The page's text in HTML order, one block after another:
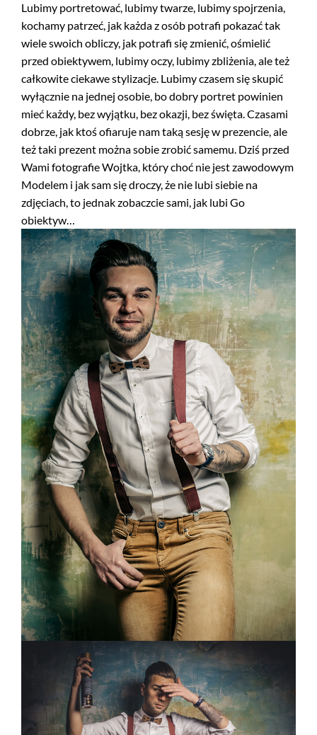
Lubimy portretować, lubimy twarze, lubimy spojrzenia,
kochamy patrzeć, jak każda z osób potrafi pokazać tak
wiele swoich obliczy, jak potrafi się zmienić, ośmielić
przed obiektywem, lubimy oczy, lubimy zbliżenia, ale też
całkowite ciekawe stylizacje. Lubimy czasem się skupić
wyłącznie na jednej osobie, bo dobry portret powinien
mieć każdy, bez wyjątku, bez okazji, bez święta. Czasami
dobrze, jak ktoś ofiaruje nam taką sesję w prezencie, ale
też taki prezent można sobie zrobić samemu. Dziś przed
Wami fotografie Wojtka, który choć nie jest zawodowym
Modelem i jak sam się droczy, że nie lubi siebie na
zdjęciach, to jednak zobaczcie sami, jak lubi Go
obiektyw…